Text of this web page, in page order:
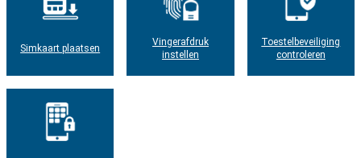
Simkaart plaatsen
Vingerafdruk
instellen
Toestelbeveiliging
controleren